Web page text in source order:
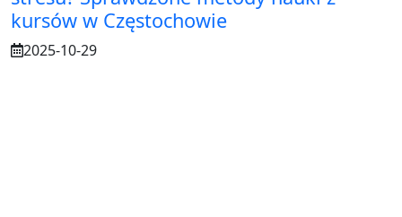
kursów w Częstochowie
2025-10-29